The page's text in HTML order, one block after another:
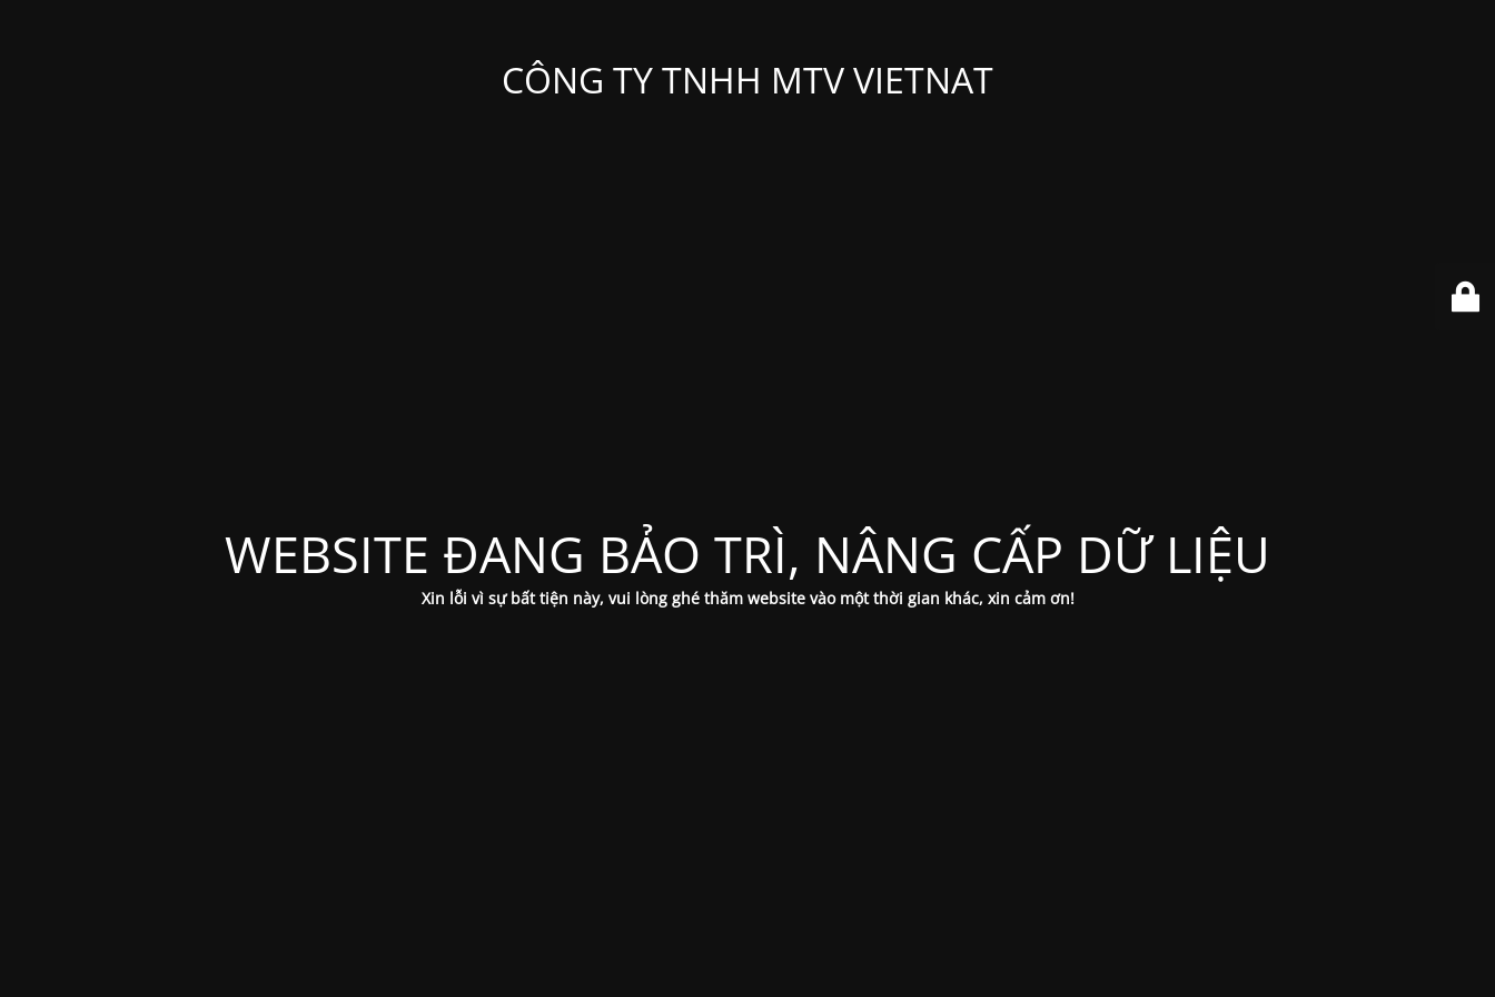
CÔNG TY TNHH MTV VIETNAT
WEBSITE ĐANG BẢO TRÌ, NÂNG CẤP DỮ LIỆU
Xin lỗi vì sự bất tiện này, vui lòng ghé thăm website vào một thời gian khác, xin cảm ơn!